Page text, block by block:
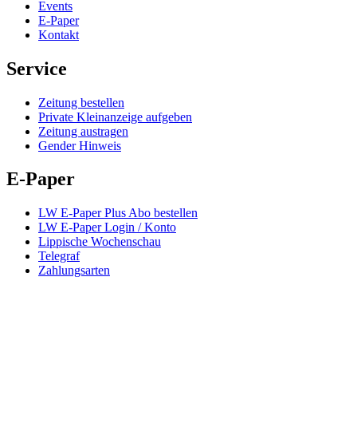
Events
E-Paper
Kontakt
Service
Zeitung bestellen
Private Kleinanzeige aufgeben
Zeitung austragen
Gender Hinweis
E-Paper
LW E-Paper Plus Abo bestellen
LW E-Paper Login / Konto
Lippische Wochenschau
Telegraf
Zahlungsarten